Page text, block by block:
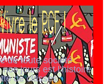
de toute société
nos jours est l’histoire
de classes